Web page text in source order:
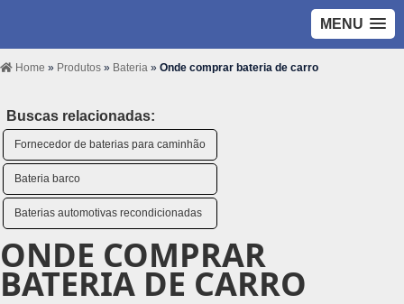
MENU
Home » Produtos » Bateria » Onde comprar bateria de carro
Buscas relacionadas:
Fornecedor de baterias para caminhão
Bateria barco
Baterias automotivas recondicionadas
ONDE COMPRAR
BATERIA DE CARRO